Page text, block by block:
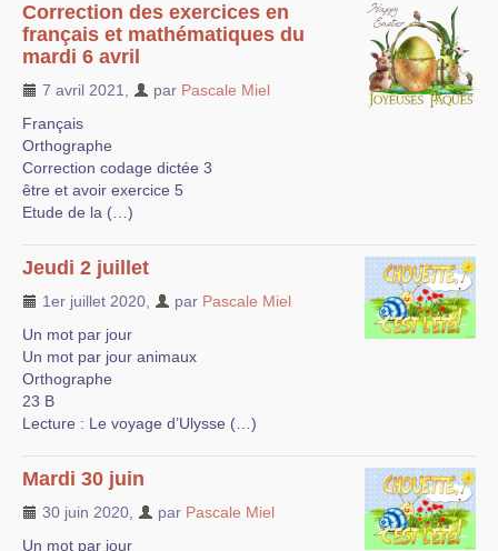
Correction des exercices en
français et mathématiques du
mardi 6 avril
7 avril 2021 par Pascale Miel
Français
Orthographe
Correction codage dictée 3
être et avoir exercice 5
Etude de la (…)
Jeudi 2 juillet
1er juillet 2020 par Pascale Miel
Un mot par jour
Un mot par jour animaux
Orthographe
23 B
Lecture : Le voyage d’Ulysse (…)
Mardi 30 juin
30 juin 2020 par Pascale Miel
Un mot par jour